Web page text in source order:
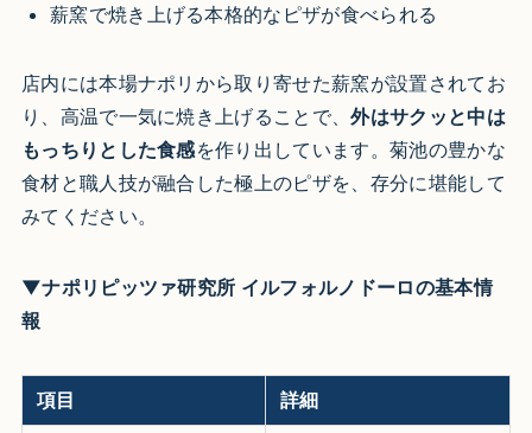
薪窯で焼き上げる本格的なピザが食べられる
店内には本場ナポリから取り寄せた薪窯が設置されてお
り、高温で一気に焼き上げることで、外はサクッと中は
もっちりとした食感を作り出しています。菊池の豊かな
食材と職人技が融合した極上のピザを、存分に堪能して
みてください。
▼ナポリピッツァ研究所 イルフォルノドーロの基本情
報
項目 詳細